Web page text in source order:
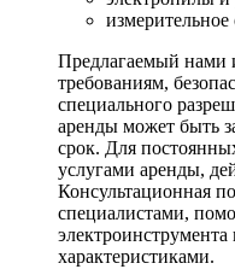
измерительное
Предлагаемый нами
требованиям,
специального
аренды может быть
срок. Для
услугами аренды,
Консультационная
специалистами,
характеристиками.